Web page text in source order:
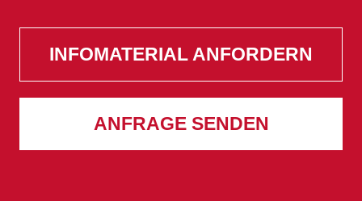
INFOMATERIAL ANFORDERN
ANFRAGE SENDEN